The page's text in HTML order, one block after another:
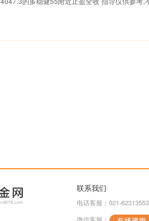
联系我们
电话客服：021-62313553